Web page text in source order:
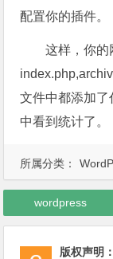
配置你的插件。
这样，你的
文件中都添加
中看到统计了。
所属分类：
wordpress
版权声明